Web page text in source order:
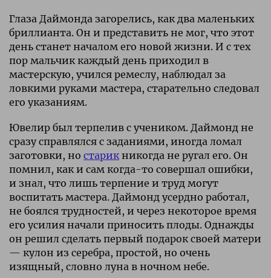
Глаза Даймонда загорелись, как два маленьких
бриллианта. Он и представить не мог, что этот
день станет началом его новой жизни. И с тех
пор мальчик каждый день приходил в
мастерскую, учился ремеслу, наблюдал за
ловкими руками мастера, старательно следовал
его указаниям.
Ювелир был терпелив с учеником. Даймонд не
сразу справлялся с заданиями, иногда ломал
заготовки, но старик никогда не ругал его. Он
помнил, как и сам когда-то совершал ошибки,
и знал, что лишь терпение и труд могут
воспитать мастера. Даймонд усердно работал,
не боялся трудностей, и через некоторое время
его усилия начали приносить плоды. Однажды
он решил сделать первый подарок своей матери
— кулон из серебра, простой, но очень
изящный, словно луна в ночном небе.